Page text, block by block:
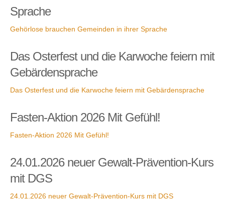
Sprache
Gehörlose brauchen Gemeinden in ihrer Sprache
Das Osterfest und die Karwoche feiern mit
Gebärdensprache
Das Osterfest und die Karwoche feiern mit Gebärdensprache
Fasten-Aktion 2026 Mit Gefühl!
Fasten-Aktion 2026 Mit Gefühl!
24.01.2026 neuer Gewalt-Prävention-Kurs
mit DGS
24.01.2026 neuer Gewalt-Prävention-Kurs mit DGS